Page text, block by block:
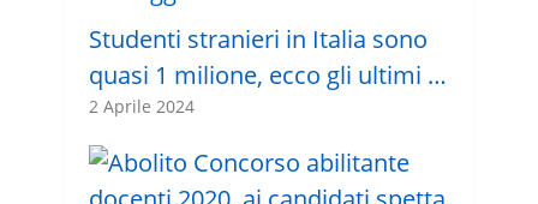
Studenti stranieri in Italia sono
quasi 1 milione, ecco gli ultimi …
2 Aprile 2024